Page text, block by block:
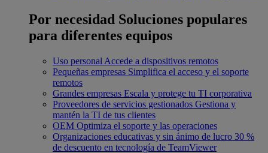
Por necesidad Soluciones populares
para diferentes equipos
Uso personal Accede a dispositivos remotos
Pequeñas empresas Simplifica el acceso y el soporte
remotos
Grandes empresas Escala y protege tu TI corporativa
Proveedores de servicios gestionados Gestiona y
mantén la TI de tus clientes
OEM Optimiza el soporte y las operaciones
Organizaciones educativas y sin ánimo de lucro 30 %
de descuento en tecnología de TeamViewer